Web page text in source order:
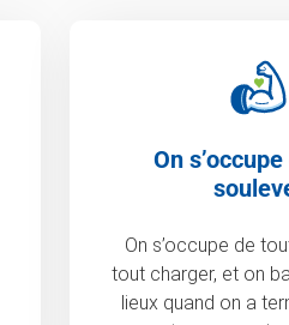
On
On s’occupe de
tout charger, et on
lieux quand on a